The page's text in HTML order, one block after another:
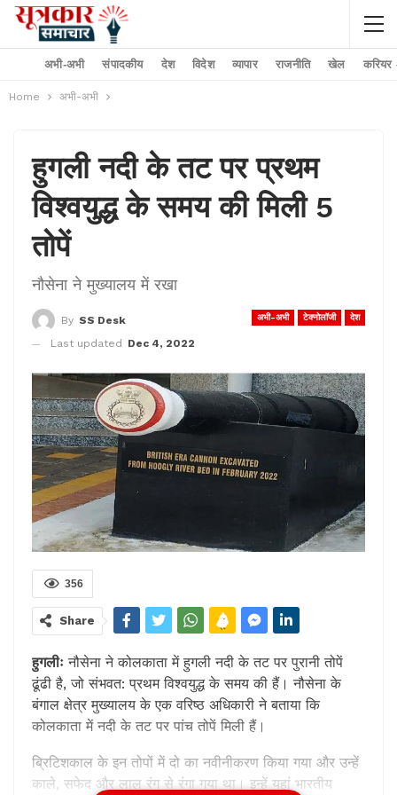
अभी-अभी संपादकीय देश विदेश व्यापार राजनीति खेल करियर
Home अभी-अभी
हुगली नदी के तट पर प्रथम
विश्वयुद्ध के समय की मिली 5
तोपें
नौसेना ने मुख्यालय में रखा
अभी-अभी टेक्नोलॉजी देश
By SS Desk
Last updated
Dec 4, 2022
356
Share
हुगलीः नौसेना ने कोलकाता में हुगली नदी के तट पर पुरानी तोपें
ढूंढी है, जो संभवत: प्रथम विश्वयुद्ध के समय की हैं। नौसेना के
बंगाल क्षेत्र मुख्यालय के एक वरिष्ठ अधिकारी ने बताया कि
कोलकाता में नदी के तट पर पांच तोपें मिली हैं।
ब्रिटिशकाल के इन तोपों में दो का नवीनीकरण किया गया और उन्हें
काले, सफेद और लाल रंग से रंगा गया था। इन्हें यहां भारतीय